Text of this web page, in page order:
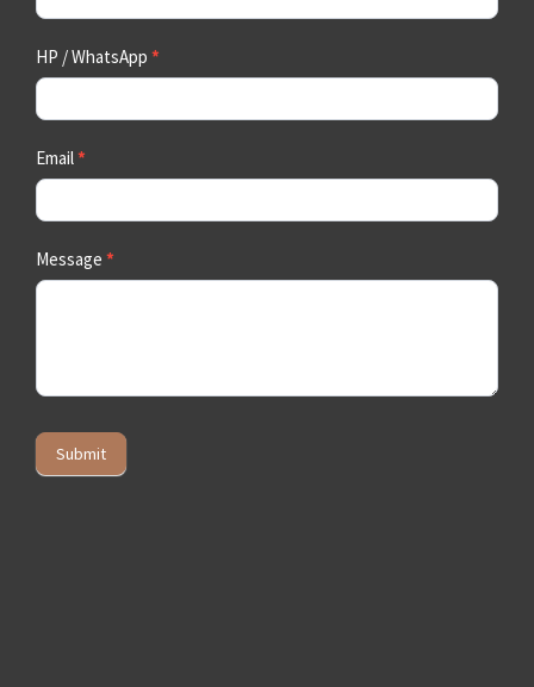
HP / WhatsApp *
Email*
Message *
Submit